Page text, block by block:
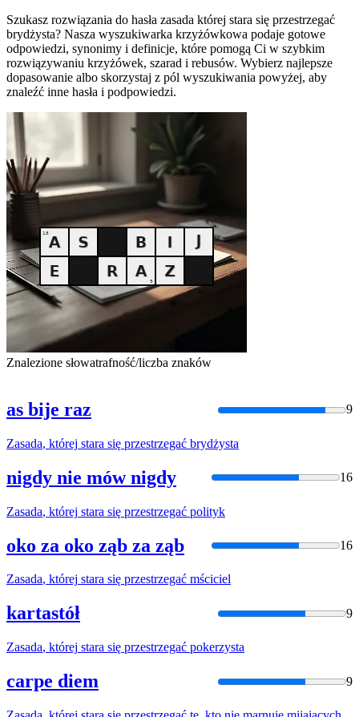
Szukasz rozwiązania do hasła zasada której stara się przestrzegać
brydżysta? Nasza wyszukiwarka krzyżówkowa podaje gotowe
odpowiedzi, synonimy i definicje, które pomogą Ci w szybkim
rozwiązywaniu krzyżówek, szarad i rebusów. Wybierz najlepsze
dopasowanie albo skorzystaj z pól wyszukiwania powyżej, aby
znaleźć inne hasła i podpowiedzi.
Znalezione słowatrafność/liczba znaków
as bije raz 9
Zasada, której stara się przestrzegać brydżysta
nigdy nie mów nigdy 16
Zasada, której stara się przestrzegać polityk
oko za oko ząb za ząb 16
Zasada, której stara się przestrzegać mściciel
kartastół 9
Zasada, której stara się przestrzegać pokerzysta
carpe diem 9